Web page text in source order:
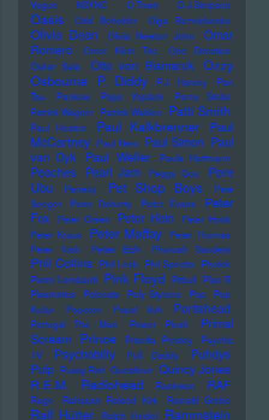
Vague NSYNC O-Town O.J.Simpson
Oasis Odd Beholder Olga Reznichenko
Olivia Dean Olivia Newton John
Omar
Romero
Omer Klein Trio
One Direction
Oskar Sala
Otto von Bismarck Ozzy
Osbourne
P. Diddy P.J. Harvey
Pan
Tau
Pankow Papo Yoplack
Parov Stelar
Patrick Wagner Patrick Walden Patti Smith
Paul Heaton Paul Kalkbrenner
Paul
McCartney Paul Nero Paul Simon Paul
van Dyk Paul Weller Paula Hartmann
Peaches Pearl Jam Peggy Gou
Pere
Ubu
Perrecy Pet Shop Boys
Pete
Seeger
Peter Doherty Peter Evans
Peter
Fox
Peter Green Peter Hein
Peter Hook
Peter Kraus
Peter Maffay
Peter Thomas
Peter Tosh
Petter Eldh Pharoah Sanders
Phil Collins Phil Lesh Phil Spector Photek
Pietro Lombardi
Pink Floyd Pitbull Plan B
Plasmatics
Polecats Poly Styrene Pop
Pop-
Kultur
Popcorn Popol Vuh Portishead
Portugal The Man Power Plush
Primal
Scream
Prince Priscilla Presley
Psychic
TV
Psychobilly Puff Daddy
Puhdys
Pulp Pussy Riot Questlove Quincy Jones
R.E.M. Radiohead Raekwon RAF
Rage Rahsaan Roland Kirk Rainald Grebe
Ralf Hütter Ralph Heidel Rammstein